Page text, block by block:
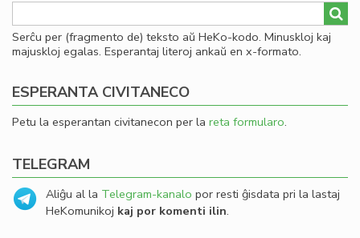
Serĉu per (fragmento de) teksto aŭ HeKo-kodo. Minuskloj kaj
majuskloj egalas. Esperantaj literoj ankaŭ en x-formato.
ESPERANTA CIVITANECO
Petu la esperantan civitanecon per la reta formularo.
TELEGRAM
Aliĝu al la Telegram-kanalo por resti ĝisdata pri la lastaj
HeKomunikoj kaj por komenti ilin.